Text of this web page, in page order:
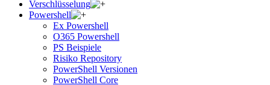
Verschlüsselung
Powershell
Ex Powershell
O365 Powershell
PS Beispiele
Risiko Repository
PowerShell Versionen
PowerShell Core